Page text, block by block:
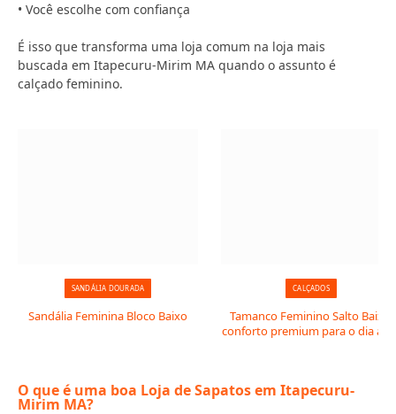
• Você escolhe com confiança
É isso que transforma uma loja comum na loja mais
buscada em Itapecuru-Mirim MA quando o assunto é
calçado feminino.
SANDÁLIA DOURADA
Sandália Feminina Bloco Baixo
CALÇADOS
Tamanco Feminino Salto Baixo:
conforto premium para o dia a
O que é uma boa Loja de Sapatos em Itapecuru-
Mirim MA?